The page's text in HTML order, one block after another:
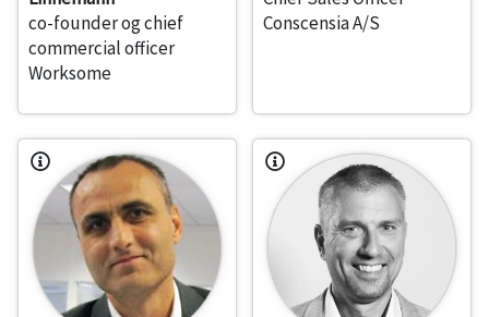
co-founder og chief
commercial officer
Worksome
Conscensia A/S